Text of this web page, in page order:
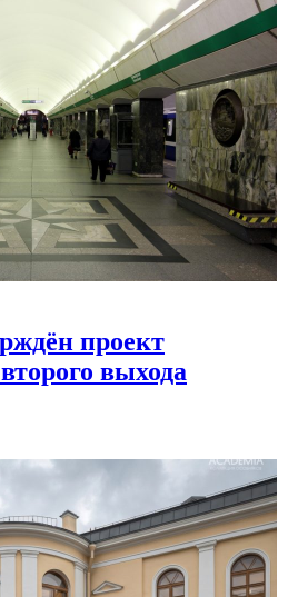
проект
выхода